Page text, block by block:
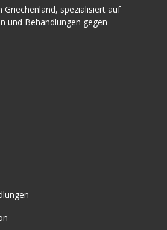
Griechenland, spezialisiert auf
und Behandlungen gegen